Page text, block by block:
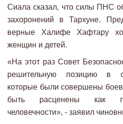
Сиала сказал, что силы ПНС
захоронений в Тархуне.
верные Халифе Хафтару
женщин и детей.
«На этот раз Совет
решительную позицию в
которые были совершены
быть расценены как
человечности», - заявил